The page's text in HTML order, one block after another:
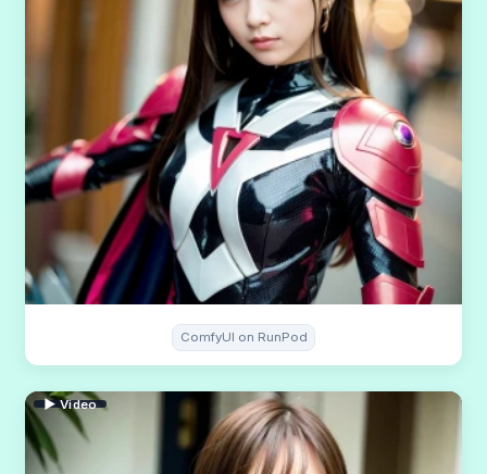
ComfyUI on RunPod
▶ Video